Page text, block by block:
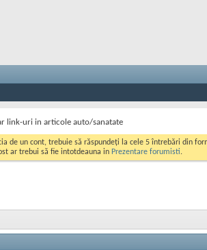
link-uri in articole auto/sanatate
de un cont, trebuie să răspundeți la cele 5 întrebări din
ar trebui să fie intotdeauna in Prezentare forumisti.